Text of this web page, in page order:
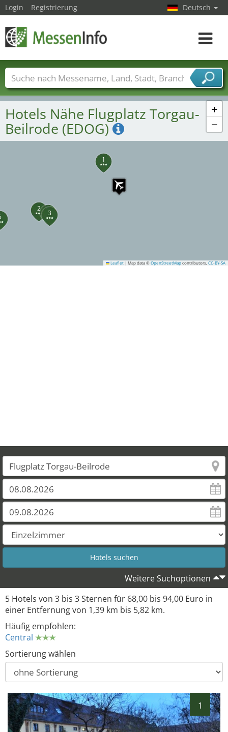
1
2
3
4
+
−
Leaflet | Map data © OpenStreetMap contributors, CC-BY-SA
Hotels Nähe Flugplatz Torgau-
Beilrode (EDOG)
Weitere Suchoptionen
5 Hotels von 3 bis 3 Sternen für 68,00 bis 94,00 Euro in
einer Entfernung von 1,39 km bis 5,82 km.
Häufig empfohlen:
Central
Sortierung wählen
1
Login Registrierung Deutsch
Toggle
Messenamen Länder Städte
Branchen
Dienstleisterbranchen